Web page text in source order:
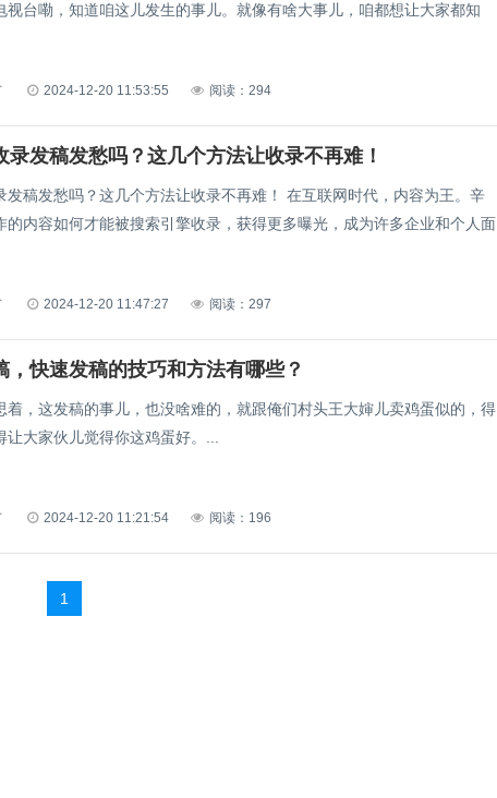
视台嘞，知道咱这儿发生的事儿。就像有啥大事儿，咱都想让大家都知
2024-12-20 11:53:55 阅读：294
录发稿发愁吗？这几个方法让收录不再难！
愁吗？这几个方法让收录不再难！ 在互联网时代，内容为王。辛
的内容如何才能被搜索引擎收录，获得更多曝光，成为许多企业和个人面
2024-12-20 11:47:27 阅读：297
，快速发稿的技巧和方法有哪些？
这发稿的事儿，也没啥难的，就跟俺们村头王大婶儿卖鸡蛋似的，得
让大家伙儿觉得你这鸡蛋好。...
2024-12-20 11:21:54 阅读：196
1